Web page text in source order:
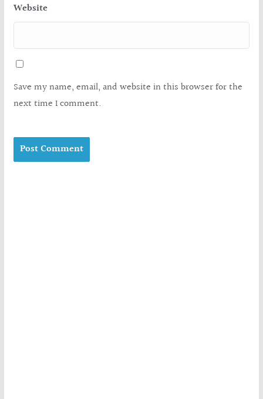
Website
Save my name, email, and website in this browser for the
next time I comment.